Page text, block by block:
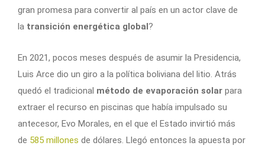
gran promesa para convertir al país en un actor clave de
la transición energética global?
En 2021, pocos meses después de asumir la Presidencia,
Luis Arce dio un giro a la política boliviana del litio. Atrás
quedó el tradicional método de evaporación solar para
extraer el recurso en piscinas que había impulsado su
antecesor, Evo Morales, en el que el Estado invirtió más
de 585 millones de dólares. Llegó entonces la apuesta por